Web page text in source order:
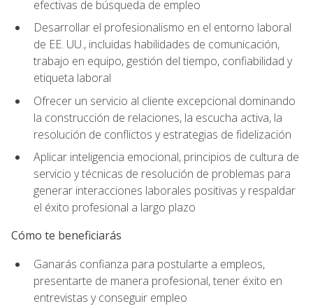
efectivas de búsqueda de empleo
Desarrollar el profesionalismo en el entorno laboral
de EE. UU., incluidas habilidades de comunicación,
trabajo en equipo, gestión del tiempo, confiabilidad y
etiqueta laboral
Ofrecer un servicio al cliente excepcional dominando
la construcción de relaciones, la escucha activa, la
resolución de conflictos y estrategias de fidelización
Aplicar inteligencia emocional, principios de cultura de
servicio y técnicas de resolución de problemas para
generar interacciones laborales positivas y respaldar
el éxito profesional a largo plazo
Cómo te beneficiarás
Ganarás confianza para postularte a empleos,
presentarte de manera profesional, tener éxito en
entrevistas y conseguir empleo